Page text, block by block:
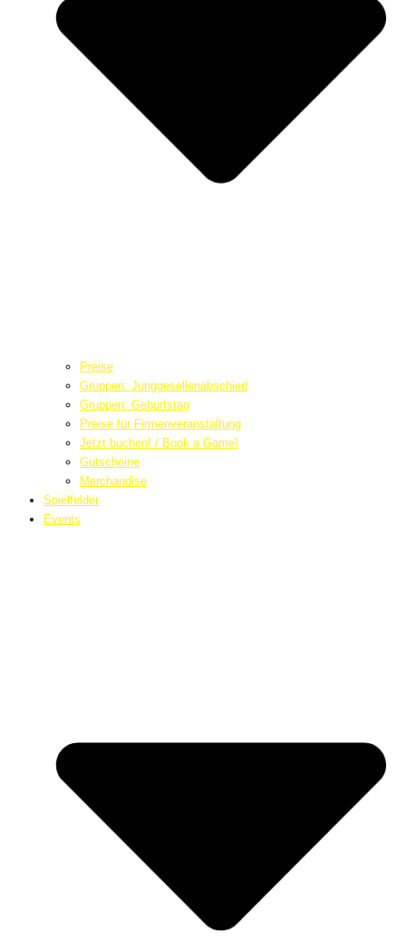
Preise
Gruppen: Junggesellenabschied
Gruppen: Geburtstag
Preise für Firmenveranstaltung
Jetzt buchen! / Book a Game!
Gutscheine
Merchandise
Spielfelder
Events